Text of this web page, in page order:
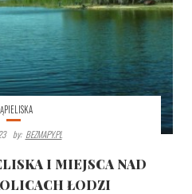
By: BEZMAPY.PL
I MIEJSCA NAD
ŁODZI